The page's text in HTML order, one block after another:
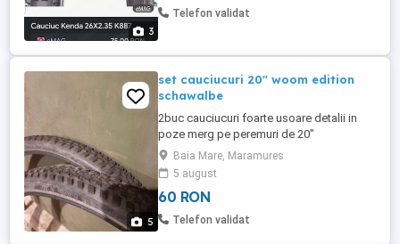
3
Telefon validat
5
set cauciucuri 20" woom edition
schawalbe
2buc cauciucuri foarte usoare detalii in
poze merg pe peremuri de 20"
Baia Mare, Maramures
5 august
60 RON
Telefon validat